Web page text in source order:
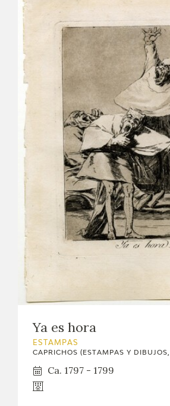
Ya es hora
ESTAMPAS
CAPRICHOS (ESTAMPAS Y
Ca. 1797 - 1799